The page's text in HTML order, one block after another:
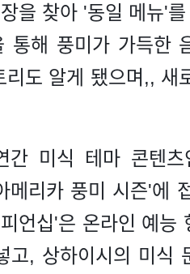
을 찾아 '동일 메뉴'
통해 풍미가 가득한
도 알게 됐으며,, 새
간 미식 테마 콘텐
메리카 풍미 시즌'에
언십'은 온라인 예능
고, 상하이시의 미식